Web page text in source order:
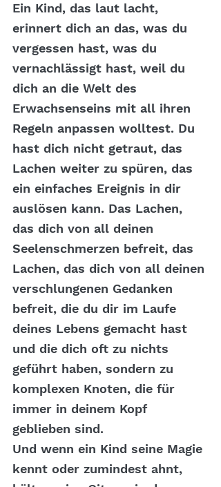
Ein Kind, das laut lacht,
erinnert dich an das, was du
vergessen hast, was du
vernachlässigt hast, weil du
dich an die Welt des
Erwachsenseins mit all ihren
Regeln anpassen wolltest. Du
hast dich nicht getraut, das
Lachen weiter zu spüren, das
ein einfaches Ereignis in dir
auslösen kann. Das Lachen,
das dich von all deinen
Seelenschmerzen befreit, das
Lachen, das dich von all deinen
verschlungenen Gedanken
befreit, die du dir im Laufe
deines Lebens gemacht hast
und die dich oft zu nichts
geführt haben, sondern zu
komplexen Knoten, die für
immer in deinem Kopf
geblieben sind.
Und wenn ein Kind seine Magie
kennt oder zumindest ahnt,